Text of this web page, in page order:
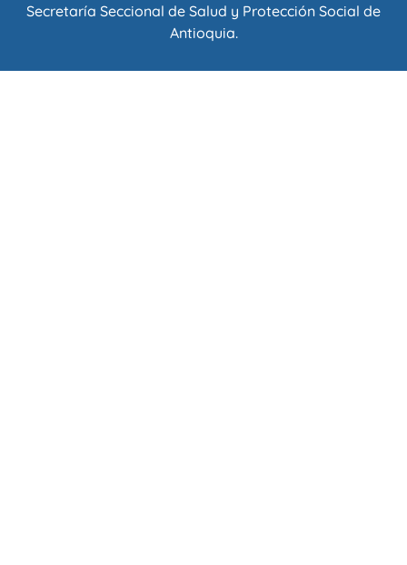
Secretaría Seccional de Salud y Protección Social de
Antioquia.